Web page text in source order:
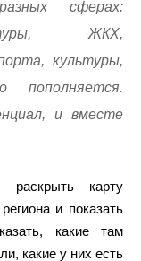
сферах:
ЖКХ,
культуры,
и вместе
раскрыть карту
и показать
какие там
какие у них есть